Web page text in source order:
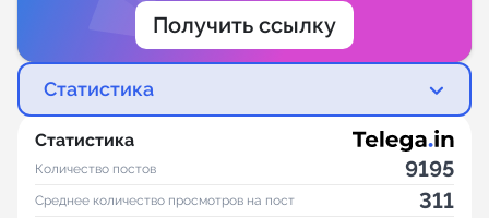
Получить ссылку
Статистика
Статистика
Количество постов 9195
Среднее количество просмотров на пост 311